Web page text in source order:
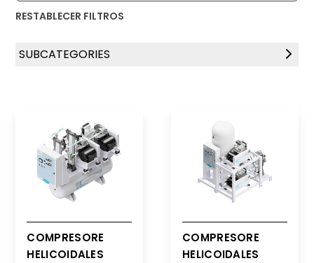
RESTABLECER FILTROS
SUBCATEGORIES
COMPRESORE
HELICOIDALES
COMPRESORE
HELICOIDALES